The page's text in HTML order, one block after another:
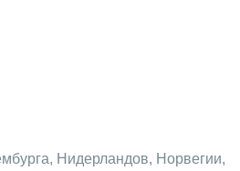
Нидерландов, Норвегии,